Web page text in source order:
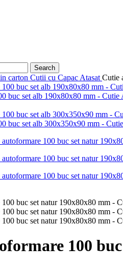
Search
carton Cutii cu Capac Atasat Cutie
buc set alb 190x80x80 mm -
buc set alb 300x350x90 mm -
100